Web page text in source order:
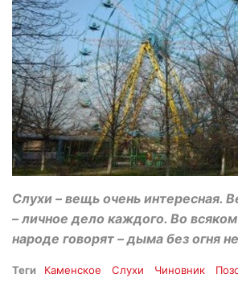
Слухи – вещь очень интересная.
– личное дело каждого. Во
народе говорят – дыма без огня
Теги Каменское Слухи Чиновник